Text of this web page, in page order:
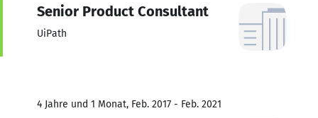
Senior Product Consultant
UiPath
4 Jahre und 1 Monat, Feb. 2017 - Feb. 2021